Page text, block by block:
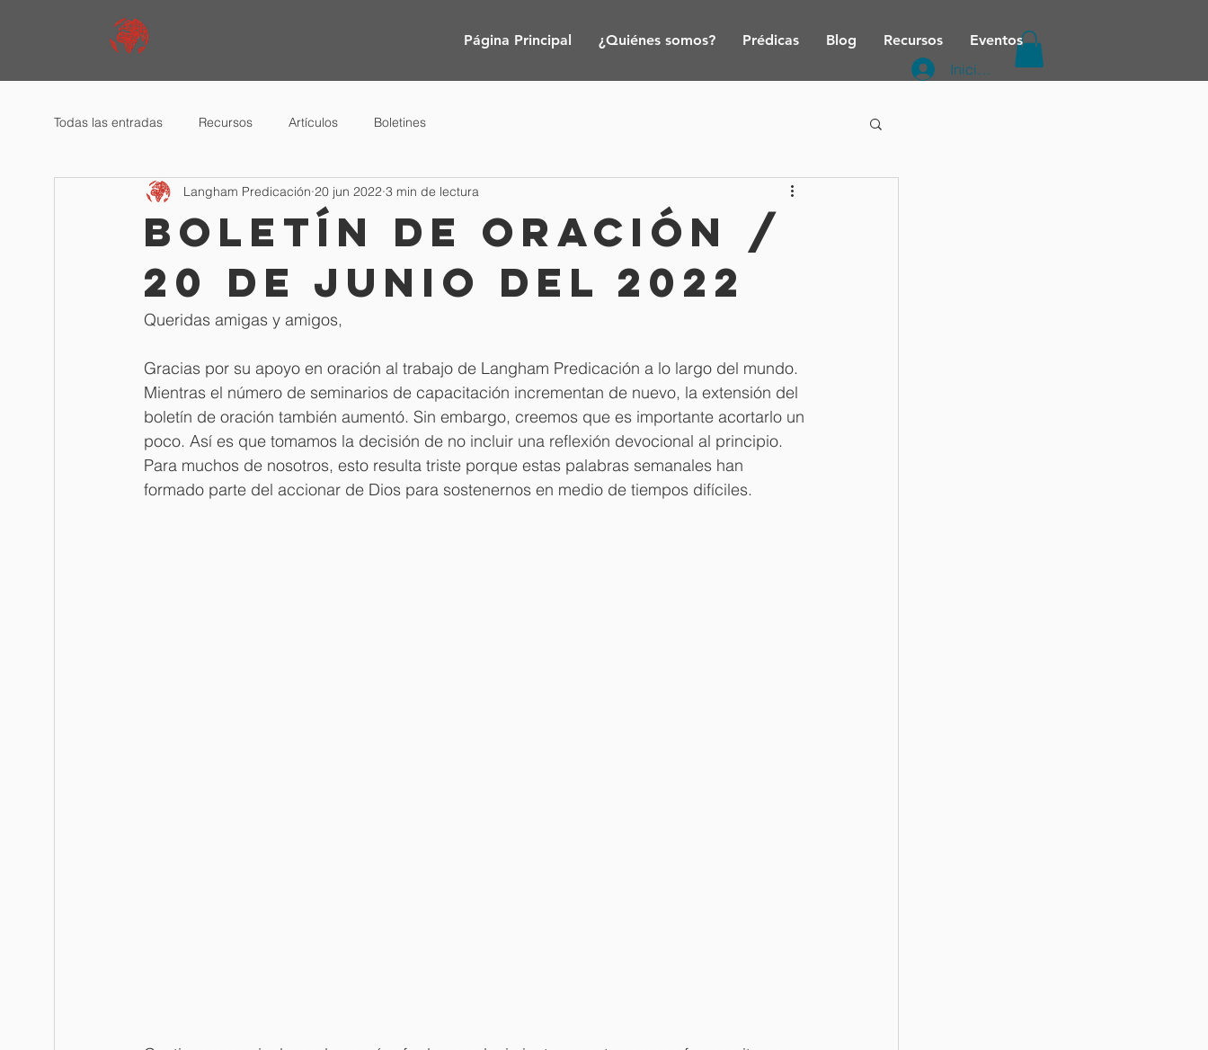
Página Principal ¿Quiénes somos? Prédicas Blog Recursos Eventos
Iniciar sesión
Todas las entradas Recursos Artículos Boletines
Boletín de oración /
20 de junio del 2022
Langham Predicación 20 jun 2022 3 min de lectura
Queridas amigas y amigos,
Gracias por su apoyo en oración al trabajo de Langham Predicación a lo largo del mundo.
Mientras el número de seminarios de capacitación incrementan de nuevo, la extensión del
boletín de oración también aumentó. Sin embargo, creemos que es importante acortarlo un
poco. Así es que tomamos la decisión de no incluir una reflexión devocional al principio.
Para muchos de nosotros, esto resulta triste porque estas palabras semanales han
formado parte del accionar de Dios para sostenernos en medio de tiempos difíciles.